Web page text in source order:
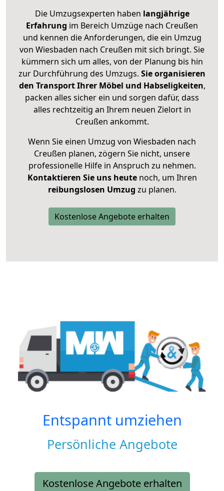
Die Umzugsexperten haben langjährige
Erfahrung im Bereich Umzüge nach Creußen
und kennen die Anforderungen, die ein Umzug
von Wiesbaden nach Creußen mit sich bringt. Sie
kümmern sich um alles, von der Planung bis hin
zur Durchführung des Umzugs. Sie organisieren
den Transport Ihrer Möbel und Habseligkeiten,
packen alles sicher ein und sorgen dafür, dass
alles rechtzeitig an Ihrem neuen Zielort in
Creußen ankommt.
Wenn Sie einen Umzug von Wiesbaden nach
Creußen planen, zögern Sie nicht, unsere
professionelle Hilfe in Anspruch zu nehmen.
Kontaktieren Sie uns heutenoch, um Ihren
reibungslosen Umzug zu planen.
Kostenlose Angebote erhalten
Entspannt umziehen
Persönliche Angebote
Kostenlose Angebote erhalten